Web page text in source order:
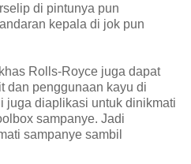
di pintunya pun
kepala di jok pun
Rolls-Royce juga dapat
dan penggunaan kayu di
juga diaplikasi untuk dinikmati
sampanye. Jadi
sampanye sambil